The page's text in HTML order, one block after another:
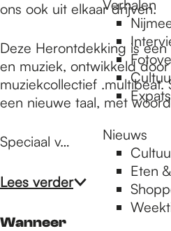
Verhalen
Expats
Nieuws
Eten
ons ook uit elkaar drijven.
Deze Herontdekking is
en muziek, ontwikkeld
muziekcollectief .multibeat.
een nieuwe taal, met
Speciaal v…
Lees verder
Wanneer